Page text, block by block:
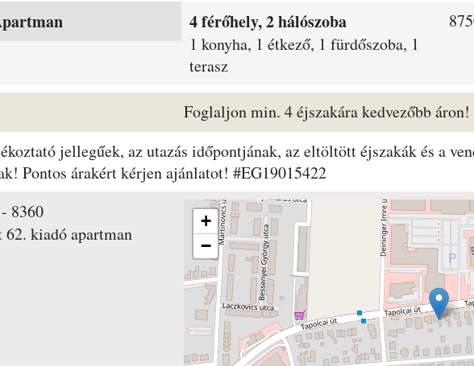
4 férőhely, 2 hálószoba
1 konyha, 1 étkező, 1 fürdőszoba, 1
terasz
Foglaljon min. 4 éjszakára kedvezőbb áron!
jellegűek, az utazás időpontjának, az eltöltött éjszakák és a
Pontos árakért kérjen ajánlatot! #EG19015422
- 8360
62. kiadó apartman
+
−